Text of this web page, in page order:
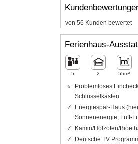
von 56 Kunden bewertet
Ferienhaus-
5 2 55m²
Problemloses
Schlüsselkästen
Energiespar-Haus
Sonnenenergie, Luft-
Kamin/Holzofen/
Deutsche TV